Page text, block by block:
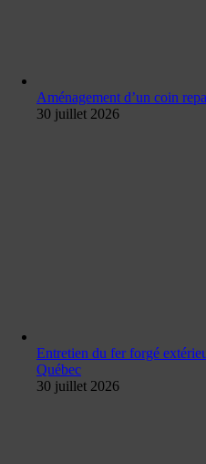
Aménagement d’un coin
30 juillet 2026
Entretien du fer forgé
Québec
30 juillet 2026